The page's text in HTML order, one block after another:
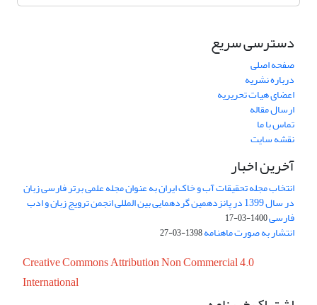
دسترسی سریع
صفحه اصلی
درباره نشریه
اعضای هیات تحریریه
ارسال مقاله
تماس با ما
نقشه سایت
آخرین اخبار
انتخاب مجله تحقیقات آب و خاک ایران به عنوان مجله علمی برتر فارسی زبان
در سال 1399 در پانزدهمین گردهمایی بین المللی انجمن ترویج زبان و ادب
فارسی1400-03-17
انتشار به صورت ماهنامه1398-03-27
Creative Commons Attribution Non Commercial 4.0
International